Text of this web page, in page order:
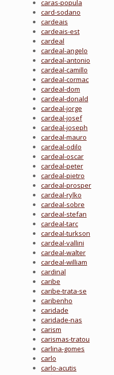
caras-popula
card-sodano
cardeais
cardeais-est
cardeal
cardeal-angelo
cardeal-antonio
cardeal-camillo
cardeal-cormac
cardeal-dom
cardeal-donald
cardeal-jorge
cardeal-josef
cardeal-joseph
cardeal-mauro
cardeal-odilo
cardeal-oscar
cardeal-peter
cardeal-pietro
cardeal-prosper
cardeal-rylko
cardeal-sobre
cardeal-stefan
cardeal-tarc
cardeal-turkson
cardeal-vallini
cardeal-walter
cardeal-william
cardinal
caribe
caribe-trata-se
caribenho
caridade
caridade-nas
carism
carismas-tratou
carlina-gomes
carlo
carlo-acutis